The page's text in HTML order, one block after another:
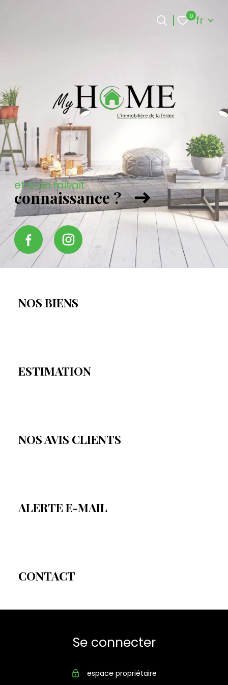
0 Langue
fr
et si on faisait
connaissance ?
NOS BIENS
ESTIMATION
NOS AVIS CLIENTS
ALERTE E-MAIL
CONTACT
Se connecter
espace propriétaire